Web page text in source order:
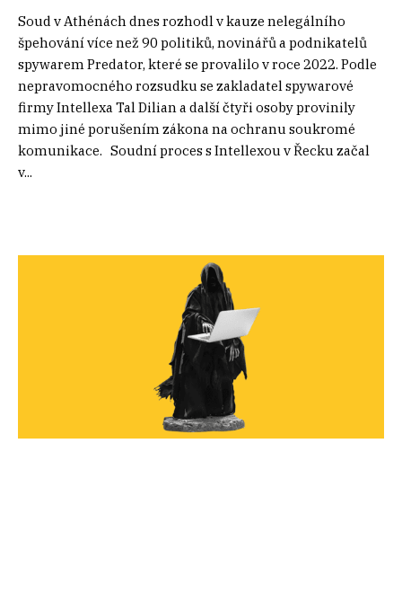
Soud v Athénách dnes rozhodl v kauze nelegálního
špehování více než 90 politiků, novinářů a podnikatelů
spywarem Predator, které se provalilo v roce 2022. Podle
nepravomocného rozsudku se zakladatel spywarové
firmy Intellexa Tal Dilian a další čtyři osoby provinily
mimo jiné porušením zákona na ochranu soukromé
komunikace. Soudní proces s Intellexou v Řecku začal
v...